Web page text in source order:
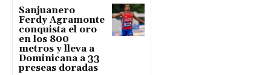
Sanjuanero
Ferdy Agramonte
conquista el oro
en los 800
metros y lleva a
Dominicana a 33
preseas doradas